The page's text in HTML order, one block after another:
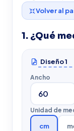
Volver al
1. ¿Qué
Ancho
Unidad de
cm